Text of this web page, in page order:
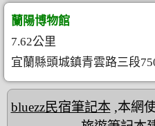
蘭陽博物館
7.62公里
宜蘭縣頭城鎮青雲路三段
bluezz民宿筆記本,本網